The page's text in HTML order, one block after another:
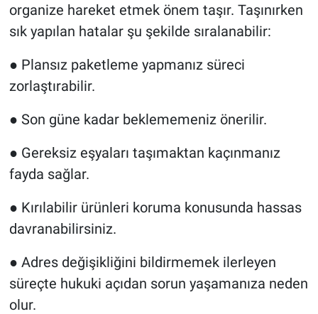
organize hareket etmek önem taşır. Taşınırken
sık yapılan hatalar şu şekilde sıralanabilir:
● Plansız paketleme yapmanız süreci
zorlaştırabilir.
● Son güne kadar beklememeniz önerilir.
● Gereksiz eşyaları taşımaktan kaçınmanız
fayda sağlar.
● Kırılabilir ürünleri koruma konusunda hassas
davranabilirsiniz.
● Adres değişikliğini bildirmemek ilerleyen
süreçte hukuki açıdan sorun yaşamanıza neden
olur.